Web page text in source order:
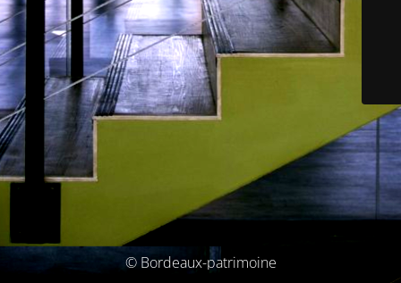
© Bordeaux-patrimoine